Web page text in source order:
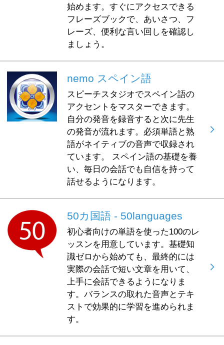
始めます。すぐにアクセスできる
フレーズブックで、あいさつ、フ
レーズ、便利な言い回しを確認し
ましょう。
nemo スペイン語
スピーチスタジオでスペイン語の
アクセントをマスターできます。
自分の発音を録音すると次に先生
の発音が流れます。必須単語と熟
語がネイティブの音声で収録され
ています。 スペイン語の基礎を養
い、毎日の会話でも自信を持って
話せるようになります。
50カ国語 - 50languages
初心者向けの単語を使った100のレ
ッスンを用意しています。基礎知
識ゼロから始めても、最終的には
実際の会話で短い文章を用いて、
上手に会話できるようになりま
す。バランスの取れた音声とテキ
ストで効果的に学習を進められま
す。